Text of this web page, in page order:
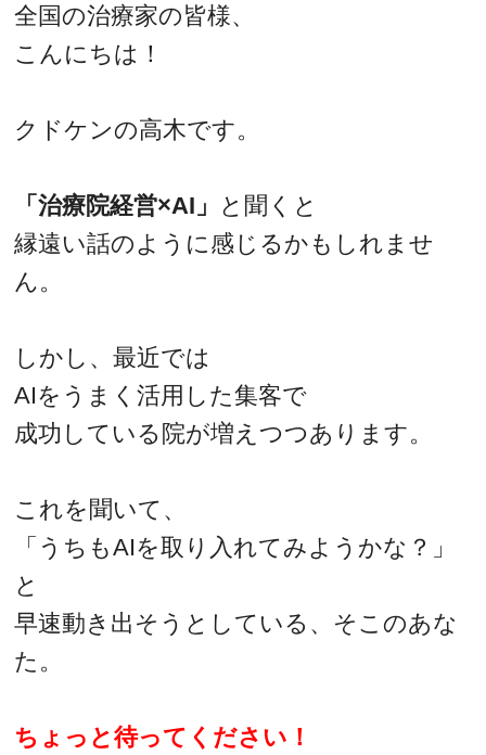
全国の治療家の皆様、
こんにちは！
クドケンの高木です。
「治療院経営×AI」 と聞くと
縁遠い話のように感じるかもしれませ
ん。
しかし、最近では
AIをうまく活用した集客で
成功している院が増えつつあります。
これを聞いて、
「うちもAIを取り入れてみようかな？」
と
早速動き出そうとしている、そこのあな
た。
ちょっと待ってください！